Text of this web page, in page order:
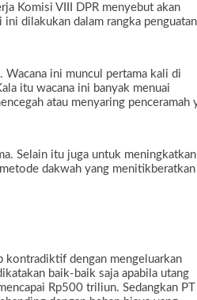
Komisi VIII DPR menyebut akan
dilakukan dalam rangka penguatan
Wacana ini muncul pertama kali di
itu wacana ini banyak menuai
atau menyaring penceramah
Selain itu juga untuk meningkatkan
dakwah yang menitikberatkan
kontradiktif dengan mengeluarkan
baik-baik saja apabila utang
Rp500 triliun. Sedangkan PT